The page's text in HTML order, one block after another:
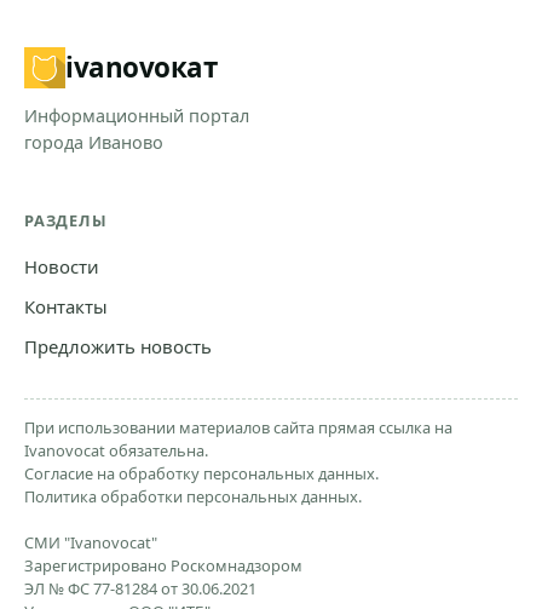
ivanovoкат
Информационный портал
города Иваново
РАЗДЕЛЫ
Новости
Контакты
Предложить новость
При использовании материалов сайта прямая ссылка на
Ivanovocat обязательна.
Согласие на обработку персональных данных.
Политика обработки персональных данных.
СМИ "Ivanovocat"
Зарегистрировано Роскомнадзором
ЭЛ № ФС 77-81284 от 30.06.2021